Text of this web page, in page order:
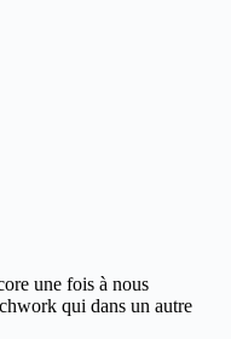
une fois à nous
qui dans un autre